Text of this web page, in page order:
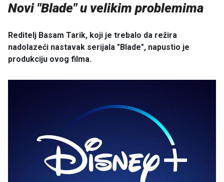
Novi "Blade" u velikim problemima
Reditelj Basam Tarik, koji je trebalo da režira
nadolazeći nastavak serijala "Blade", napustio je
produkciju ovog filma.